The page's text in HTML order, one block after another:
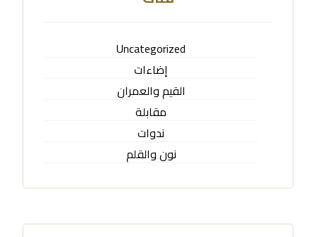
Uncategorized
إضاءات
القيم والعمران
مقابلة
ندوات
نون والقلم